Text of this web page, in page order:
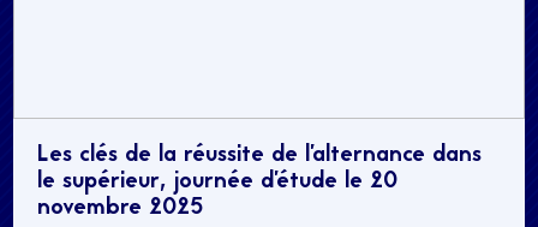
Les clés de la réussite de l’alternance dans
le supérieur, journée d’étude le 20
novembre 2025